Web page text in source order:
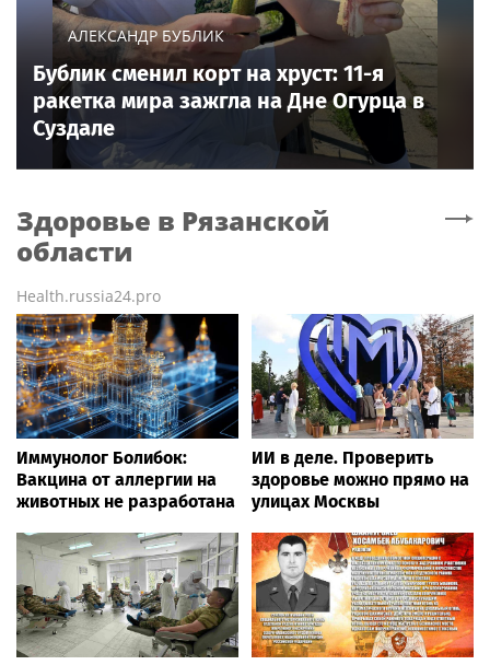
АЛЕКСАНДР БУБЛИК
Бублик сменил корт на хруст: 11-я
ракетка мира зажгла на Дне Огурца в
Суздале
Здоровье в Рязанской
области
Health.russia24.pro
Иммунолог Болибок:
Вакцина от аллергии на
животных не разработана
ИИ в деле. Проверить
здоровье можно прямо на
улицах Москвы